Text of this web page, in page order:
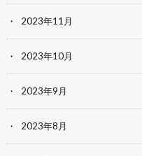
2023年11月
2023年10月
2023年9月
2023年8月